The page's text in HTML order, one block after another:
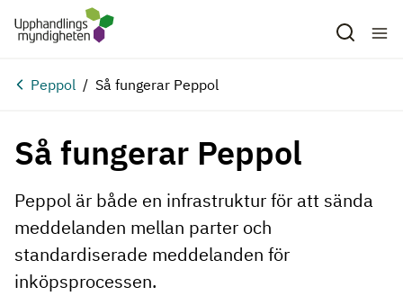
Hoppa till huvudinnehåll
Peppol Så fungerar Peppol
Så fungerar Peppol
Peppol är både en infrastruktur för att sända
meddelanden mellan parter och
standardiserade meddelanden för
inköpsprocessen.